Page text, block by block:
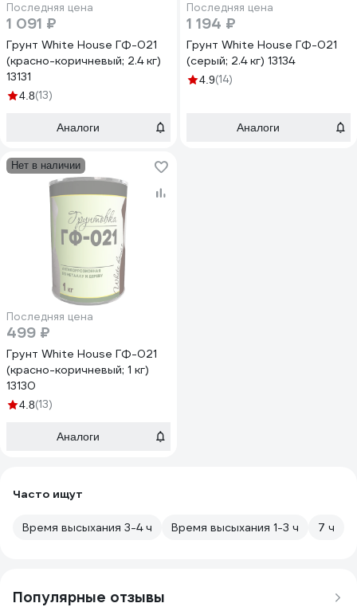
Последняя цена
1 091 ₽
Грунт White House ГФ-021
(красно-коричневый; 2.4 кг)
13131
4.8(13)
Аналоги
Последняя цена
1 194 ₽
Грунт White House ГФ-021
(серый; 2.4 кг) 13134
4.9(14)
Аналоги
Нет в наличии
Последняя цена
499 ₽
Грунт White House ГФ-021
(красно-коричневый; 1 кг)
13130
4.8(13)
Аналоги
Часто ищут
Время высыхания 3-4 ч Время высыхания 1-3 ч 7 ч
Популярные отзывы